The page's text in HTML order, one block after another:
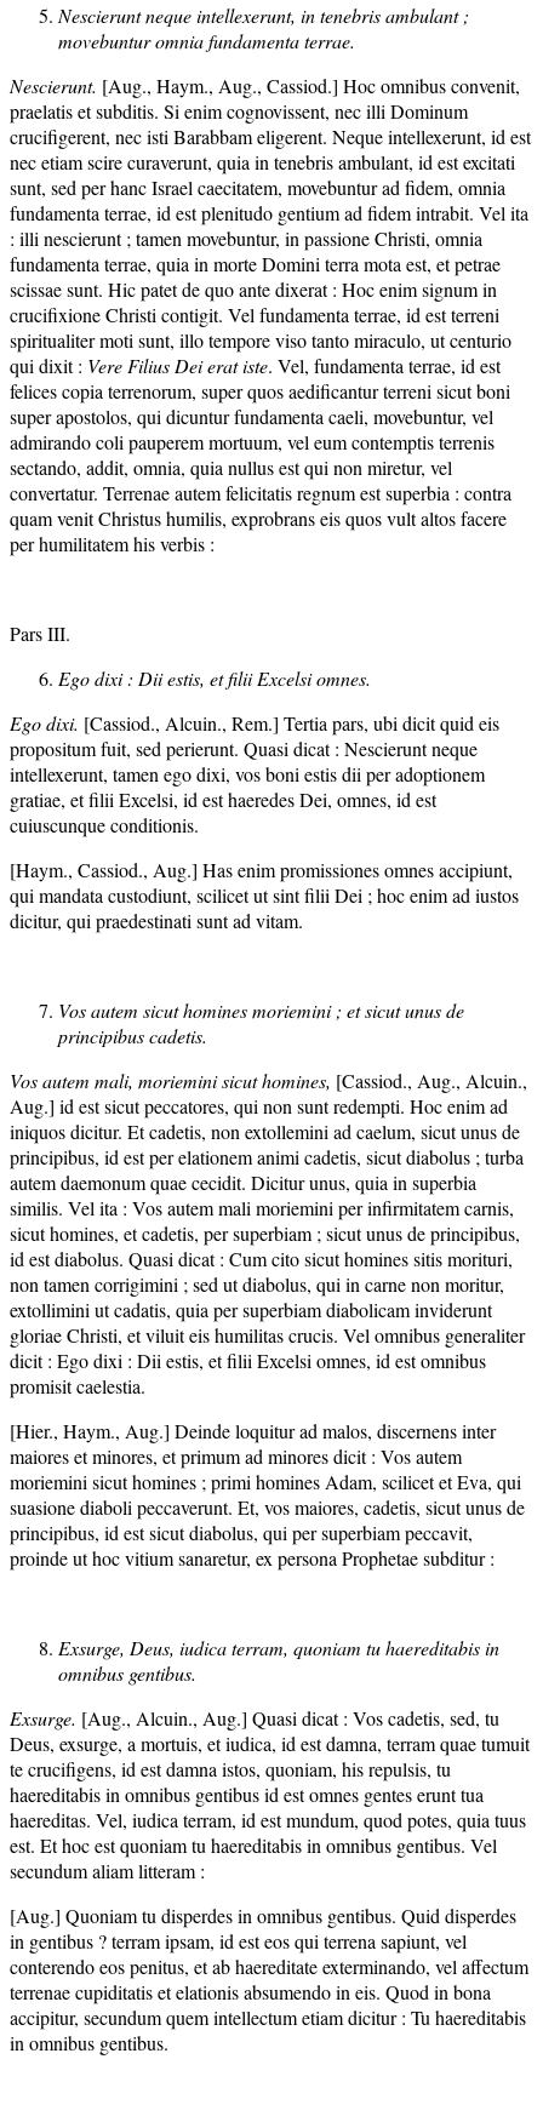
Nescierunt neque intellexerunt, in tenebris ambulant ;
movebuntur omnia fundamenta terrae.
Nescierunt. [Aug., Haym., Aug., Cassiod.] Hoc omnibus convenit,
praelatis et subditis. Si enim cognovissent, nec illi Dominum
crucifigerent, nec isti Barabbam eligerent. Neque intellexerunt, id est
nec etiam scire curaverunt, quia in tenebris ambulant, id est excitati
sunt, sed per hanc Israel caecitatem, movebuntur ad fidem, omnia
fundamenta terrae, id est plenitudo gentium ad fidem intrabit. Vel ita
: illi nescierunt ; tamen movebuntur, in passione Christi, omnia
fundamenta terrae, quia in morte Domini terra mota est, et petrae
scissae sunt. Hic patet de quo ante dixerat : Hoc enim signum in
crucifixione Christi contigit. Vel fundamenta terrae, id est terreni
spiritualiter moti sunt, illo tempore viso tanto miraculo, ut centurio
qui dixit : Vere Filius Dei erat iste. Vel, fundamenta terrae, id est
felices copia terrenorum, super quos aedificantur terreni sicut boni
super apostolos, qui dicuntur fundamenta caeli, movebuntur, vel
admirando coli pauperem mortuum, vel eum contemptis terrenis
sectando, addit, omnia, quia nullus est qui non miretur, vel
convertatur. Terrenae autem felicitatis regnum est superbia : contra
quam venit Christus humilis, exprobrans eis quos vult altos facere
per humilitatem his verbis :
Pars III.
Ego dixi : Dii estis, et filii Excelsi omnes.
Ego dixi. [Cassiod., Alcuin., Rem.] Tertia pars, ubi dicit quid eis
propositum fuit, sed perierunt. Quasi dicat : Nescierunt neque
intellexerunt, tamen ego dixi, vos boni estis dii per adoptionem
gratiae, et filii Excelsi, id est haeredes Dei, omnes, id est
cuiuscunque conditionis.
[Haym., Cassiod., Aug.] Has enim promissiones omnes accipiunt,
qui mandata custodiunt, scilicet ut sint filii Dei ; hoc enim ad iustos
dicitur, qui praedestinati sunt ad vitam.
Vos autem sicut homines moriemini ; et sicut unus de
principibus cadetis.
Vos autem mali, moriemini sicut homines, [Cassiod., Aug., Alcuin.,
Aug.] id est sicut peccatores, qui non sunt redempti. Hoc enim ad
iniquos dicitur. Et cadetis, non extollemini ad caelum, sicut unus de
principibus, id est per elationem animi cadetis, sicut diabolus ; turba
autem daemonum quae cecidit. Dicitur unus, quia in superbia
similis. Vel ita : Vos autem mali moriemini per infirmitatem carnis,
sicut homines, et cadetis, per superbiam ; sicut unus de principibus,
id est diabolus. Quasi dicat : Cum cito sicut homines sitis morituri,
non tamen corrigimini ; sed ut diabolus, qui in carne non moritur,
extollimini ut cadatis, quia per superbiam diabolicam inviderunt
gloriae Christi, et viluit eis humilitas crucis. Vel omnibus generaliter
dicit : Ego dixi : Dii estis, et filii Excelsi omnes, id est omnibus
promisit caelestia.
[Hier., Haym., Aug.] Deinde loquitur ad malos, discernens inter
maiores et minores, et primum ad minores dicit : Vos autem
moriemini sicut homines ; primi homines Adam, scilicet et Eva, qui
suasione diaboli peccaverunt. Et, vos maiores, cadetis, sicut unus de
principibus, id est sicut diabolus, qui per superbiam peccavit,
proinde ut hoc vitium sanaretur, ex persona Prophetae subditur :
Exsurge, Deus, iudica terram, quoniam tu haereditabis in
omnibus gentibus.
Exsurge. [Aug., Alcuin., Aug.] Quasi dicat : Vos cadetis, sed, tu
Deus, exsurge, a mortuis, et iudica, id est damna, terram quae tumuit
te crucifigens, id est damna istos, quoniam, his repulsis, tu
haereditabis in omnibus gentibus id est omnes gentes erunt tua
haereditas. Vel, iudica terram, id est mundum, quod potes, quia tuus
est. Et hoc est quoniam tu haereditabis in omnibus gentibus. Vel
secundum aliam litteram :
[Aug.] Quoniam tu disperdes in omnibus gentibus. Quid disperdes
in gentibus ? terram ipsam, id est eos qui terrena sapiunt, vel
conterendo eos penitus, et ab haereditate exterminando, vel affectum
terrenae cupiditatis et elationis absumendo in eis. Quod in bona
accipitur, secundum quem intellectum etiam dicitur : Tu haereditabis
in omnibus gentibus.